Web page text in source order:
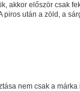
akkor először csak
piros után a zöld, a
nem csak a